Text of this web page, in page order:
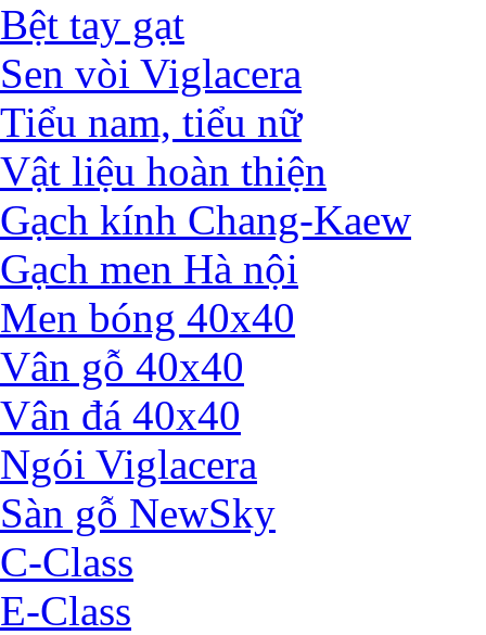
Bệt tay gạt
Sen vòi Viglacera
Tiểu nam, tiểu nữ
Vật liệu hoàn thiện
Gạch kính Chang-Kaew
Gạch men Hà nội
Men bóng 40x40
Vân gỗ 40x40
Vân đá 40x40
Ngói Viglacera
Sàn gỗ NewSky
C-Class
E-Class